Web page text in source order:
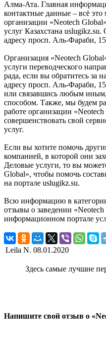
Алма-Ата. Главная
контактные данные – всё
организации «Neotech
услуг Казахстана
адресу просп. Аль-Фараби,
Организация «Neotech
услуги переводческого
рада, если вы обратитесь за
адресу просп. Аль-Фараби,
или связавшись любым
способом. Также, мы будем
работе организации
совершенствовать свой
услуг.
Если вы хотите помочь
компанией, в которой они
Деловые услуги, то вы
Global», чтобы помочь
на портале uslugikz.su.
Всю информацию в
отзывы о заведении
информационном портале
Leila N. 08.01.2020
Здесь самые лучшие
Напишите свой отзыв о